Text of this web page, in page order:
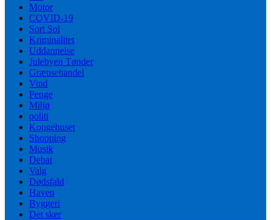
Motor
COVID-19
Sort Sol
Kriminalitet
Uddannelse
Julebyen Tønder
Grænsehandel
Vind
Penge
Miljø
politi
Kongehuset
Shopping
Musik
Debat
Valg
Dødsfald
Haven
Byggeri
Det sker